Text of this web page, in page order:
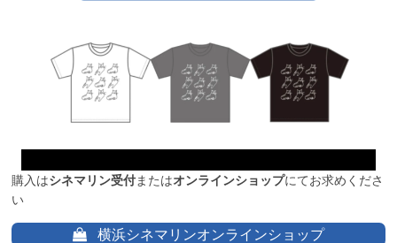
購入はシネマリン受付またはオンラインショップにてお求めくださ
い
横浜シネマリンオンラインショップ